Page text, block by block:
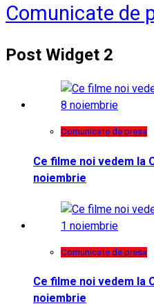
Comunicate de
Post Widget 2
Comunicate de presa
Ce filme noi vedem la
noiembrie
Comunicate de presa
Ce filme noi vedem la
noiembrie